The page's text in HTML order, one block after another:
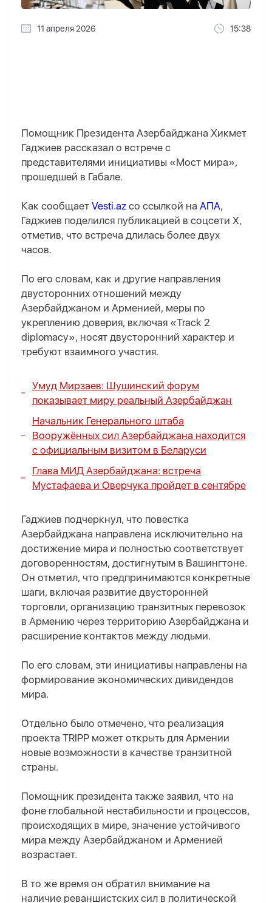
11 апреля 2026 15:38
Помощник Президента Азербайджана Хикмет
Гаджиев рассказал о встрече с
представителями инициативы «Мост мира»,
прошедшей в Габале.
Как сообщает Vesti.az со ссылкой на АПА,
Гаджиев поделился публикацией в соцсети X,
отметив, что встреча длилась более двух
часов.
По его словам, как и другие направления
двусторонних отношений между
Азербайджаном и Арменией, меры по
укреплению доверия, включая «Track 2
diplomacy», носят двусторонний характер и
требуют взаимного участия.
Умуд Мирзаев: Шушинский форум
показывает миру реальный Азербайджан
Начальник Генерального штаба
Вооружённых сил Азербайджана находится
с официальным визитом в Беларуси
Глава МИД Азербайджана: встреча
Мустафаева и Оверчука пройдет в сентябре
Гаджиев подчеркнул, что повестка
Азербайджана направлена исключительно на
достижение мира и полностью соответствует
договоренностям, достигнутым в Вашингтоне.
Он отметил, что предпринимаются конкретные
шаги, включая развитие двусторонней
торговли, организацию транзитных перевозок
в Армению через территорию Азербайджана и
расширение контактов между людьми.
По его словам, эти инициативы направлены на
формирование экономических дивидендов
мира.
Отдельно было отмечено, что реализация
проекта TRIPP может открыть для Армении
новые возможности в качестве транзитной
страны.
Помощник президента также заявил, что на
фоне глобальной нестабильности и процессов,
происходящих в мире, значение устойчивого
мира между Азербайджаном и Арменией
возрастает.
В то же время он обратил внимание на
наличие реваншистских сил в политической